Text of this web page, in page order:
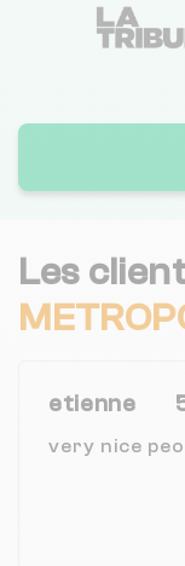
Les
etienne
very nice